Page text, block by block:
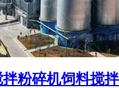
粉碎机饲料搅